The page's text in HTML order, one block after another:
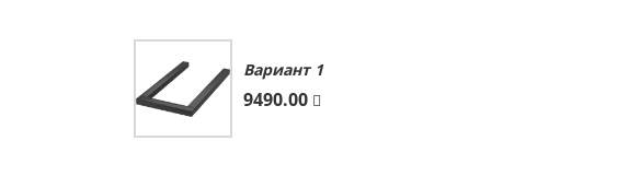
Вариант 1
9490.00